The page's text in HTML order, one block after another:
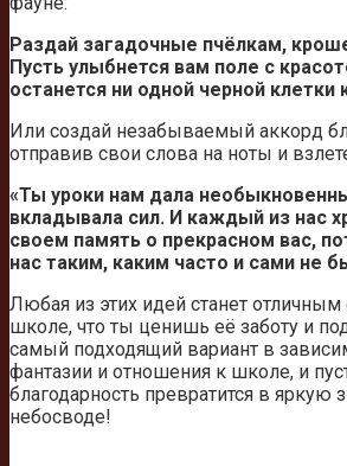
Раздай загадочные пчёлкам,
Пусть улыбнется вам поле с
останется ни одной черной
Или создай незабываемый аккорд
отправив свои слова на ноты и
«Ты уроки нам дала
вкладывала сил. И каждый из нас
своем память о прекрасном вас,
нас таким, каким часто и сами не
Любая из этих идей станет отличным
школе, что ты ценишь её заботу и
самый подходящий вариант в
фантазии и отношения к школе, и
благодарность превратится в яркую
небосводе!